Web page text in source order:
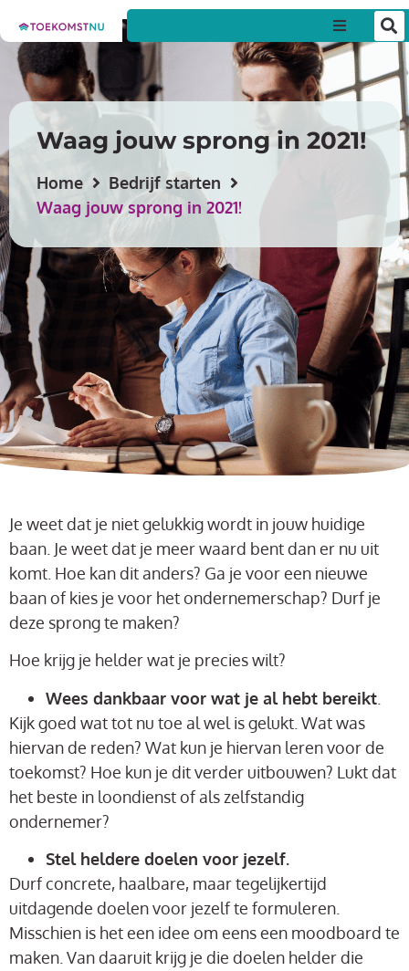
Zakelijk
Over
Nieuws
Contact
Waag jouw sprong in 2021!
Home
Bedrijf starten
Waag jouw sprong in 2021!
Je weet dat je niet gelukkig wordt in jouw huidige
baan. Je weet dat je meer waard bent dan er nu uit
komt. Hoe kan dit anders? Ga je voor een nieuwe
baan of kies je voor het ondernemerschap? Durf je
deze sprong te maken?
Hoe krijg je helder wat je precies wilt?
Wees dankbaar voor wat je al hebt bereikt
Kijk goed wat tot nu toe al wel is gelukt. Wat was
hiervan de reden? Wat kun je hiervan leren voor de
toekomst? Hoe kun je dit verder uitbouwen? Lukt dat
het beste in loondienst of als zelfstandig
ondernemer?
Stel heldere doelen voor jezelf.
Durf concrete, haalbare, maar tegelijkertijd
uitdagende doelen voor jezelf te formuleren.
Misschien is het een idee om eens een moodboard te
maken. Van daaruit krijg je die doelen helder die